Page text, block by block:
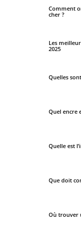
Comment
cher ?
Les
2025
Quelles
Quel encre
Quelle est
Que doit
Où trouver